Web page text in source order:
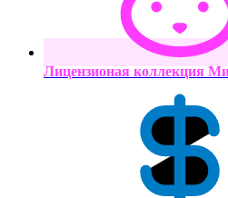
Лицензионая коллекция